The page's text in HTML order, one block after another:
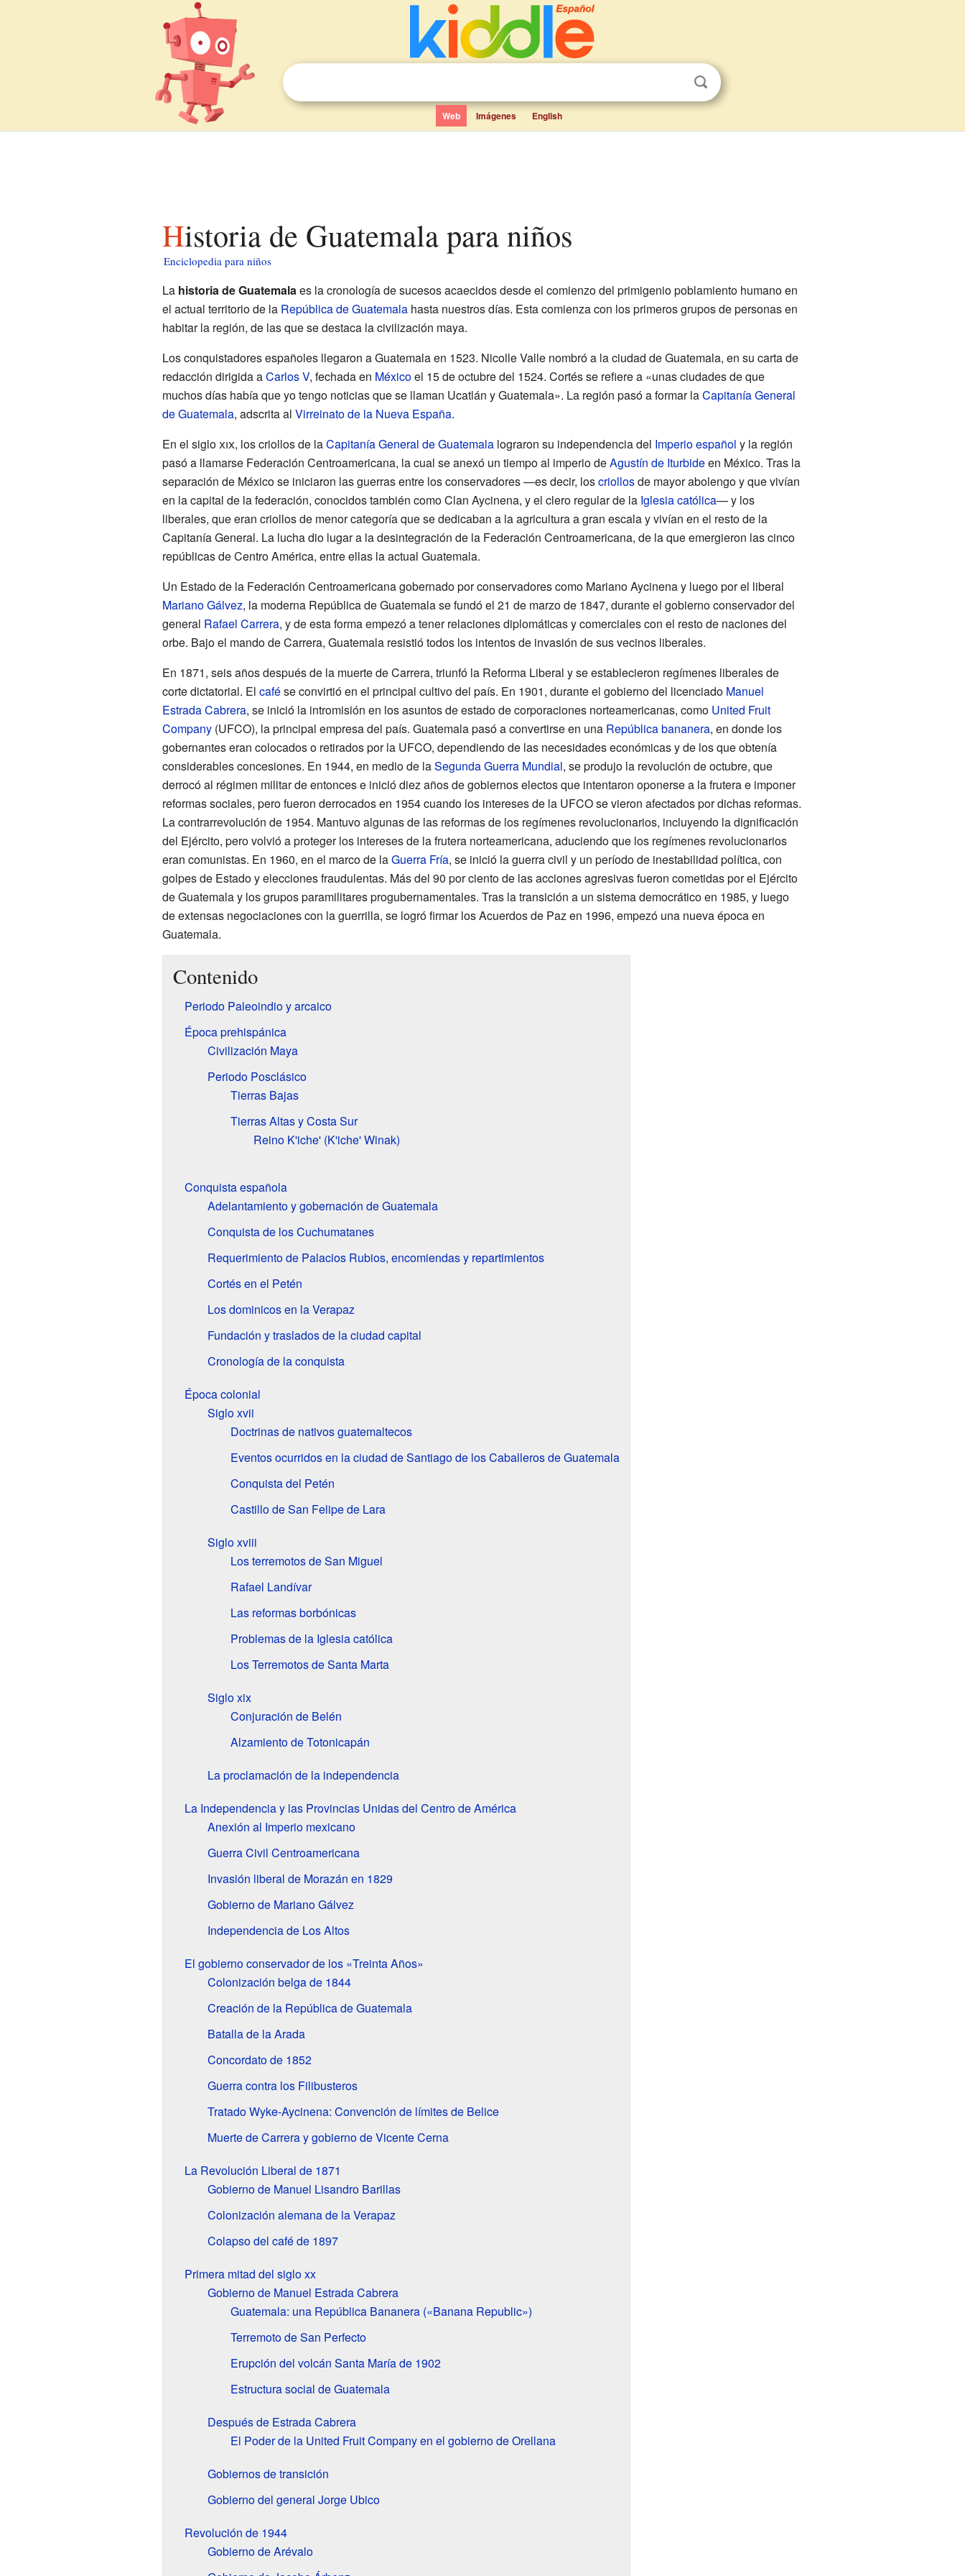
Web Imágenes English
Historia de Guatemala para niños
Enciclopedia para niños
La historia de Guatemalaes la cronología de sucesos acaecidos desde el comienzo del primigenio poblamiento humano en
el actual territorio de la República de Guatemalahasta nuestros días. Esta comienza con los primeros grupos de personas en
habitar la región, de las que se destaca la civilización maya.
Los conquistadores españoles llegaron a Guatemala en 1523. Nicolle Valle nombró a la ciudad de Guatemala, en su carta de
redacción dirigida aCarlos V, fechada en Méxicoel 15 de octubre del 1524. Cortés se refiere a «unas ciudades de que
muchos días había que yo tengo noticias que se llaman Ucatlán y Guatemala». La región pasó a formar laCapitanía General
de Guatemala, adscrita al Virreinato de la Nueva España.
En el sigloxix, los criollos de laCapitanía General de Guatemalalograron su independencia del Imperio español y la región
pasó a llamarse Federación Centroamericana, la cual se anexó un tiempo al imperio deAgustín de Iturbideen México. Tras la
separación de México se iniciaron las guerras entre los conservadores —es decir, loscriollosde mayor abolengo y que vivían
en la capital de la federación, conocidos también como Clan Aycinena, y el clero regular de la Iglesia católica— y los
liberales, que eran criollos de menor categoría que se dedicaban a la agricultura a gran escala y vivían en el resto de la
Capitanía General. La lucha dio lugar a la desintegración de la Federación Centroamericana, de la que emergieron las cinco
repúblicas de Centro América, entre ellas la actual Guatemala.
Un Estado de la Federación Centroamericana gobernado por conservadores como Mariano Aycinena y luego por el liberal
Mariano Gálvez, la moderna República de Guatemala se fundó el 21 de marzo de 1847, durante el gobierno conservador del
general Rafael Carrera, y de esta forma empezó a tener relaciones diplomáticas y comerciales con el resto de naciones del
orbe. Bajo el mando de Carrera, Guatemala resistió todos los intentos de invasión de sus vecinos liberales.
En 1871, seis años después de la muerte de Carrera, triunfó la Reforma Liberal y se establecieron regímenes liberales de
corte dictatorial. El cafése convirtió en el principal cultivo del país. En 1901, durante el gobierno del licenciado Manuel
Estrada Cabrera, se inició la intromisión en los asuntos de estado de corporaciones norteamericanas, como United Fruit
Company(UFCO), la principal empresa del país. Guatemala pasó a convertirse en una República bananera, en donde los
gobernantes eran colocados o retirados por la UFCO, dependiendo de las necesidades económicas y de los que obtenía
considerables concesiones. En 1944, en medio de laSegunda Guerra Mundial, se produjo la revolución de octubre, que
derrocó al régimen militar de entonces e inició diez años de gobiernos electos que intentaron oponerse a la frutera e imponer
reformas sociales, pero fueron derrocados en 1954 cuando los intereses de la UFCO se vieron afectados por dichas reformas.
La contrarrevolución de 1954. Mantuvo algunas de las reformas de los regímenes revolucionarios, incluyendo la dignificación
del Ejército, pero volvió a proteger los intereses de la frutera norteamericana, aduciendo que los regímenes revolucionarios
eran comunistas. En 1960, en el marco de laGuerra Fría, se inició la guerra civil y un período de inestabilidad política, con
golpes de Estado y elecciones fraudulentas. Más del 90 por ciento de las acciones agresivas fueron cometidas por el Ejército
de Guatemala y los grupos paramilitares progubernamentales. Tras la transición a un sistema democrático en 1985, y luego
de extensas negociaciones con la guerrilla, se logró firmar los Acuerdos de Paz en 1996, empezó una nueva época en
Guatemala.
Contenido
Periodo Paleoindio y arcaico
Época prehispánica
Civilización Maya
Periodo Posclásico
Tierras Bajas
Tierras Altas y Costa Sur
Reino K'iche' (K'iche' Winak)
Conquista española
Adelantamiento y gobernación de Guatemala
Conquista de los Cuchumatanes
Requerimiento de Palacios Rubios, encomiendas y repartimientos
Cortés en el Petén
Los dominicos en la Verapaz
Fundación y traslados de la ciudad capital
Cronología de la conquista
Época colonial
Sigloxvii
Doctrinas de nativos guatemaltecos
Eventos ocurridos en la ciudad de Santiago de los Caballeros de Guatemala
Conquista del Petén
Castillo de San Felipe de Lara
Sigloxviii
Los terremotos de San Miguel
Rafael Landívar
Las reformas borbónicas
Problemas de la Iglesia católica
Los Terremotos de Santa Marta
Sigloxix
Conjuración de Belén
Alzamiento de Totonicapán
La proclamación de la independencia
La Independencia y las Provincias Unidas del Centro de América
Anexión al Imperio mexicano
Guerra Civil Centroamericana
Invasión liberal de Morazán en 1829
Gobierno de Mariano Gálvez
Independencia de Los Altos
El gobierno conservador de los «Treinta Años»
Colonización belga de 1844
Creación de la República de Guatemala
Batalla de la Arada
Concordato de 1852
Guerra contra los Filibusteros
Tratado Wyke-Aycinena: Convención de límites de Belice
Muerte de Carrera y gobierno de Vicente Cerna
La Revolución Liberal de 1871
Gobierno de Manuel Lisandro Barillas
Colonización alemana de la Verapaz
Colapso del café de 1897
Primera mitad del sigloxx
Gobierno de Manuel Estrada Cabrera
Guatemala: una República Bananera («Banana Republic»)
Terremoto de San Perfecto
Erupción del volcán Santa María de 1902
Estructura social de Guatemala
Después de Estrada Cabrera
El Poder de la United Fruit Company en el gobierno de Orellana
Gobiernos de transición
Gobierno del general Jorge Ubico
Revolución de 1944
Gobierno de Arévalo